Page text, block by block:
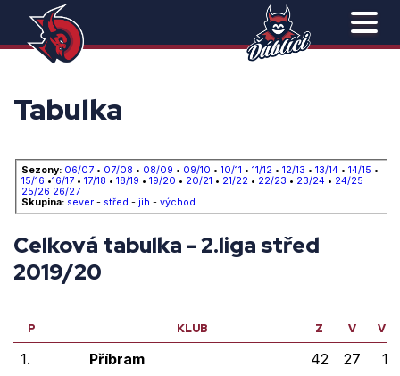
Tabulka
Sezony: 06/07 • 07/08 • 08/09 • 09/10 • 10/11 • 11/12 • 12/13 • 13/14 • 14/15 •
15/16 •16/17 • 17/18 • 18/19 • 19/20 • 20/21 • 21/22 • 22/23 • 23/24 • 24/25
25/26 26/27
Skupina: sever - střed - jih - východ
Celková tabulka - 2.liga střed
2019/20
P KLUB Z V VP
1. Příbram 42 27
1